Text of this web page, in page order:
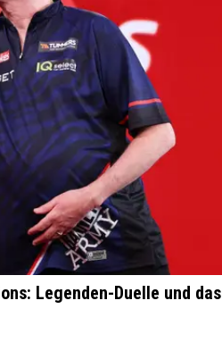
Legenden-Duelle und das